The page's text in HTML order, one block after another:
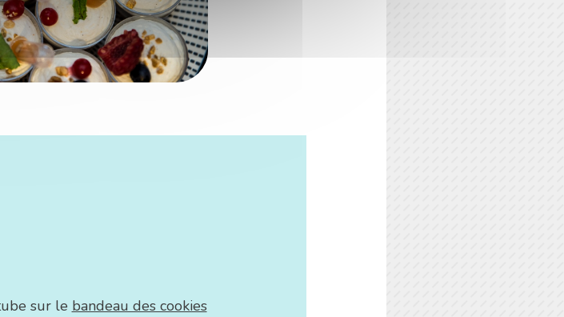
sur le bandeau des cookies